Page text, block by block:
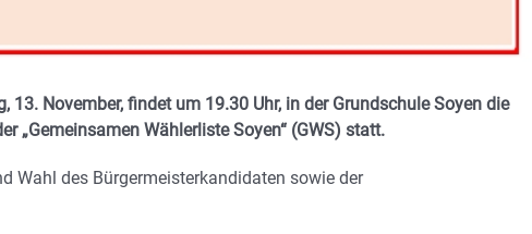
13. November, findet um 19.30 Uhr, in der Grundschule Soyen die
„Gemeinsamen Wählerliste Soyen“ (GWS) statt.
Wahl des Bürgermeisterkandidaten sowie der